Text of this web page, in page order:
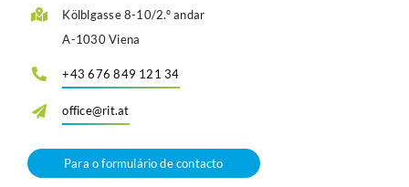
Kölblgasse 8-10/2.º andar
A-1030 Viena
+43 676 849 121 34
office@rit.at
Para o formulário de contacto